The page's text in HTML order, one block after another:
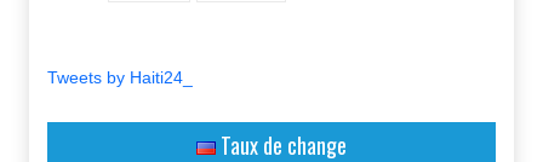
Tweets by Haiti24_
Taux de change